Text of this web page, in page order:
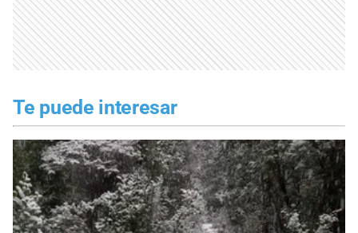
Te puede interesar